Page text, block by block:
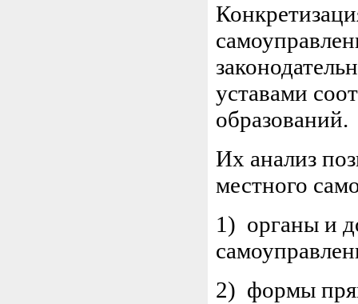
уставами
образований.
Их анализ
местного
1) органы и
2) формы